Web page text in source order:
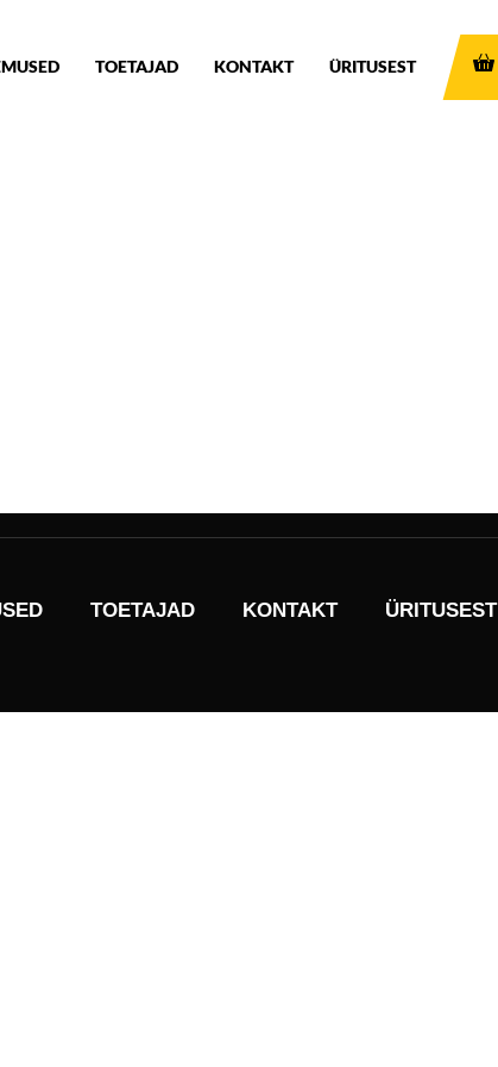
TOETAJAD KONTAKT ÜRITUSEST
TOETAJAD KONTAKT ÜRITUSEST